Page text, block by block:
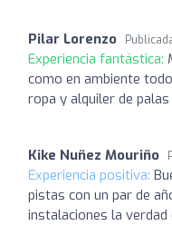
Pilar Lorenzo
Experiencia fantástica:
como en ambiente
ropa y alquiler de palas
Kike Nuñez Mouriño
Experiencia positiva:
pistas con un par de
instalaciones la verdad